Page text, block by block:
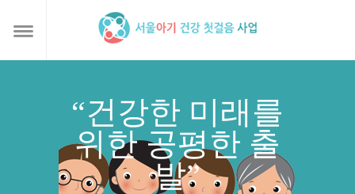
“건강한 미래를
위한 공평한 출
발”